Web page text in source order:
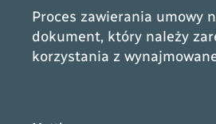
Proces zawierania umowy
dokument, który należy
korzystania z